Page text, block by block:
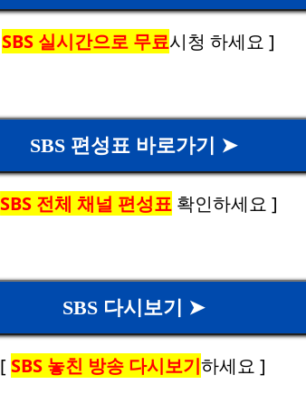
SBS 실시간으로 무료시청 하세요 ]
SBS 편성표 바로가기 ➤
SBS 전체 채널 편성표확인하세요 ]
SBS 다시보기 ➤
[ SBS 놓친 방송 다시보기하세요 ]